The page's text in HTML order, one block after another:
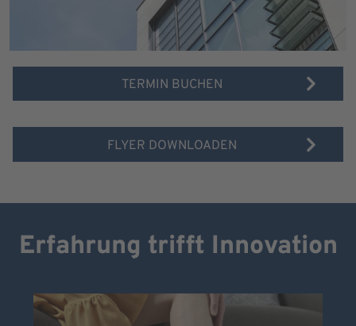
TERMIN BUCHEN
FLYER DOWNLOADEN
Erfahrung trifft Innovation